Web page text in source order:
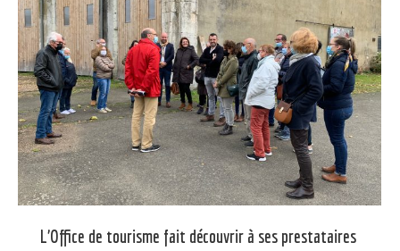
L’Office de tourisme fait découvrir à ses prestataires